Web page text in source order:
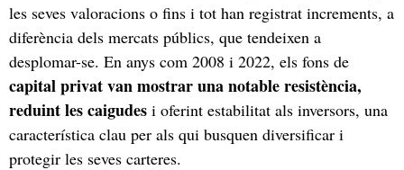
les seves valoracions o fins i tot han registrat increments, a
diferència dels mercats públics, que tendeixen a
desplomar-se. En anys com 2008 i 2022, els fons de
capital privat van mostrar una notable resistència,
reduint les caigudes i oferint estabilitat als inversors, una
característica clau per als qui busquen diversificar i
protegir les seves carteres.